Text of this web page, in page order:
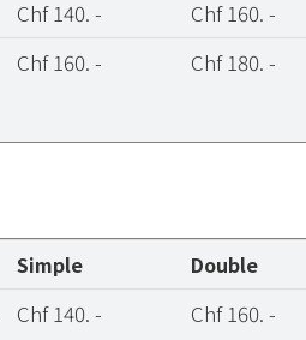
Chf 140. - Chf 160. -
Chf 160. - Chf 180. -
Simple Double
Chf 140. - Chf 160. -